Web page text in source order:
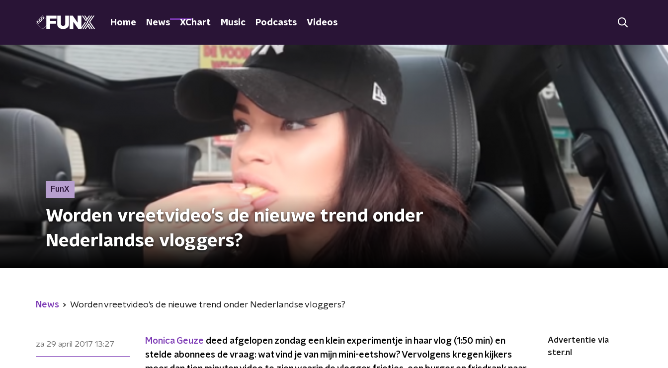
Home News XChart Music Podcasts Videos
FunX
Worden vreetvideo's de nieuwe trend onder
Nederlandse vloggers?
News Worden vreetvideo's de nieuwe trend onder Nederlandse vloggers?
za 29 april 2017 13:27 Monica Geuze deed afgelopen zondag een klein experimentje in haar vlog (1:50 min) en
stelde abonnees de vraag: wat vind je van mijn mini-eetshow? Vervolgens kregen kijkers
Advertentie via
ster.nl